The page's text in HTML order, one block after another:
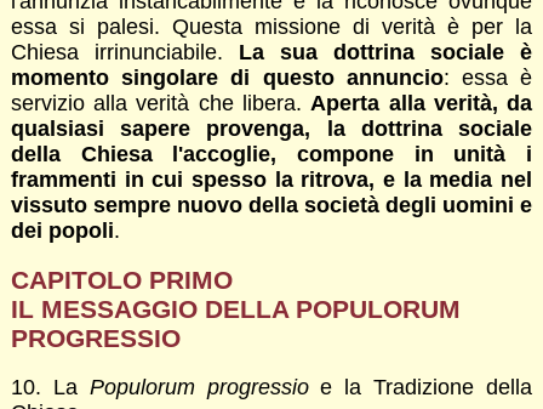
essa si palesi. Questa missione di verità è per la
Chiesa irrinunciabile. La sua dottrina sociale è
momento singolare di questo annuncio: essa è
servizio alla verità che libera.Aperta alla verità, da
qualsiasi sapere provenga, la dottrina sociale
della Chiesa l'accoglie, compone in unità i
frammenti in cui spesso la ritrova, e la media nel
vissuto sempre nuovo della società degli uomini e
dei popoli.
CAPITOLO PRIMO
IL MESSAGGIO DELLA POPULORUM
PROGRESSIO
10. La Populorum progressioe la Tradizione della